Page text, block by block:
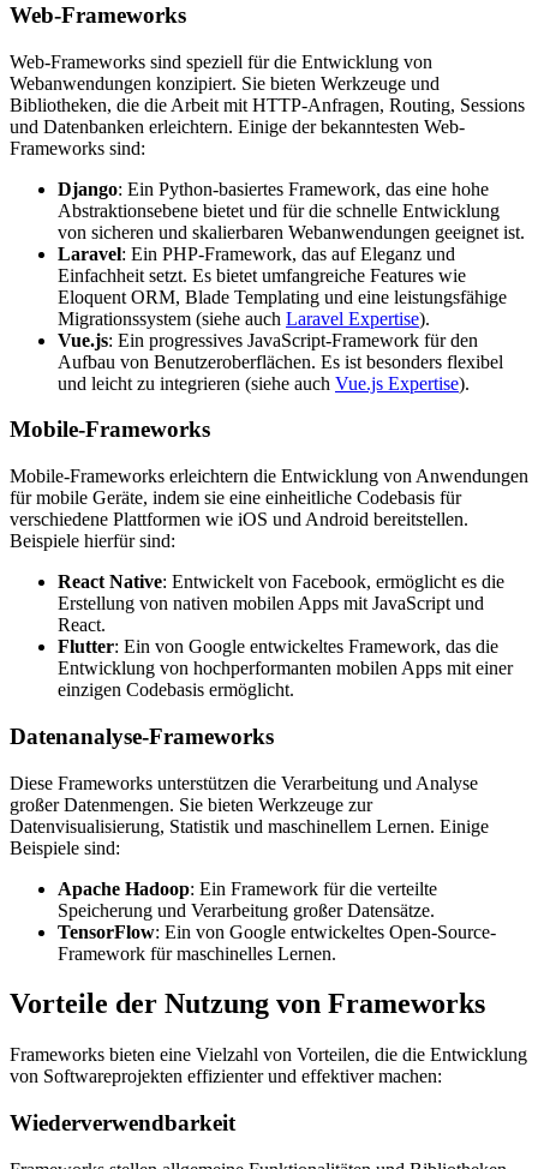
Web-Frameworks
Web-Frameworks sind speziell für die Entwicklung von
Webanwendungen konzipiert. Sie bieten Werkzeuge und
Bibliotheken, die die Arbeit mit HTTP-Anfragen, Routing, Sessions
und Datenbanken erleichtern. Einige der bekanntesten Web-
Frameworks sind:
Django: Ein Python-basiertes Framework, das eine hohe
Abstraktionsebene bietet und für die schnelle Entwicklung
von sicheren und skalierbaren Webanwendungen geeignet ist.
Laravel: Ein PHP-Framework, das auf Eleganz und
Einfachheit setzt. Es bietet umfangreiche Features wie
Eloquent ORM, Blade Templating und eine leistungsfähige
Migrationssystem (siehe auch Laravel Expertise).
Vue.js: Ein progressives JavaScript-Framework für den
Aufbau von Benutzeroberflächen. Es ist besonders flexibel
und leicht zu integrieren (siehe auch Vue.js Expertise).
Mobile-Frameworks
Mobile-Frameworks erleichtern die Entwicklung von Anwendungen
für mobile Geräte, indem sie eine einheitliche Codebasis für
verschiedene Plattformen wie iOS und Android bereitstellen.
Beispiele hierfür sind:
React Native: Entwickelt von Facebook, ermöglicht es die
Erstellung von nativen mobilen Apps mit JavaScript und
React.
Flutter: Ein von Google entwickeltes Framework, das die
Entwicklung von hochperformanten mobilen Apps mit einer
einzigen Codebasis ermöglicht.
Datenanalyse-Frameworks
Diese Frameworks unterstützen die Verarbeitung und Analyse
großer Datenmengen. Sie bieten Werkzeuge zur
Datenvisualisierung, Statistik und maschinellem Lernen. Einige
Beispiele sind:
Apache Hadoop: Ein Framework für die verteilte
Speicherung und Verarbeitung großer Datensätze.
TensorFlow: Ein von Google entwickeltes Open-Source-
Framework für maschinelles Lernen.
Vorteile der Nutzung von Frameworks
Frameworks bieten eine Vielzahl von Vorteilen, die die Entwicklung
von Softwareprojekten effizienter und effektiver machen:
Wiederverwendbarkeit